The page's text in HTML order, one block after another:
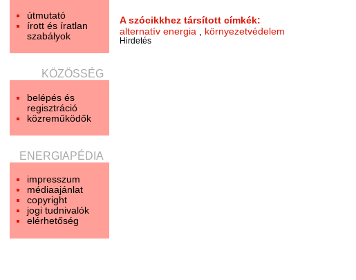
útmutató
írott és íratlan
szabályok
KÖZÖSSÉG
belépés és
regisztráció
közreműködők
ENERGIAPÉDIA
impresszum
médiaajánlat
copyright
jogi tudnivalók
elérhetőség
A szócikkhez társított címkék:
alternatív energia , környezetvédelem
Hirdetés